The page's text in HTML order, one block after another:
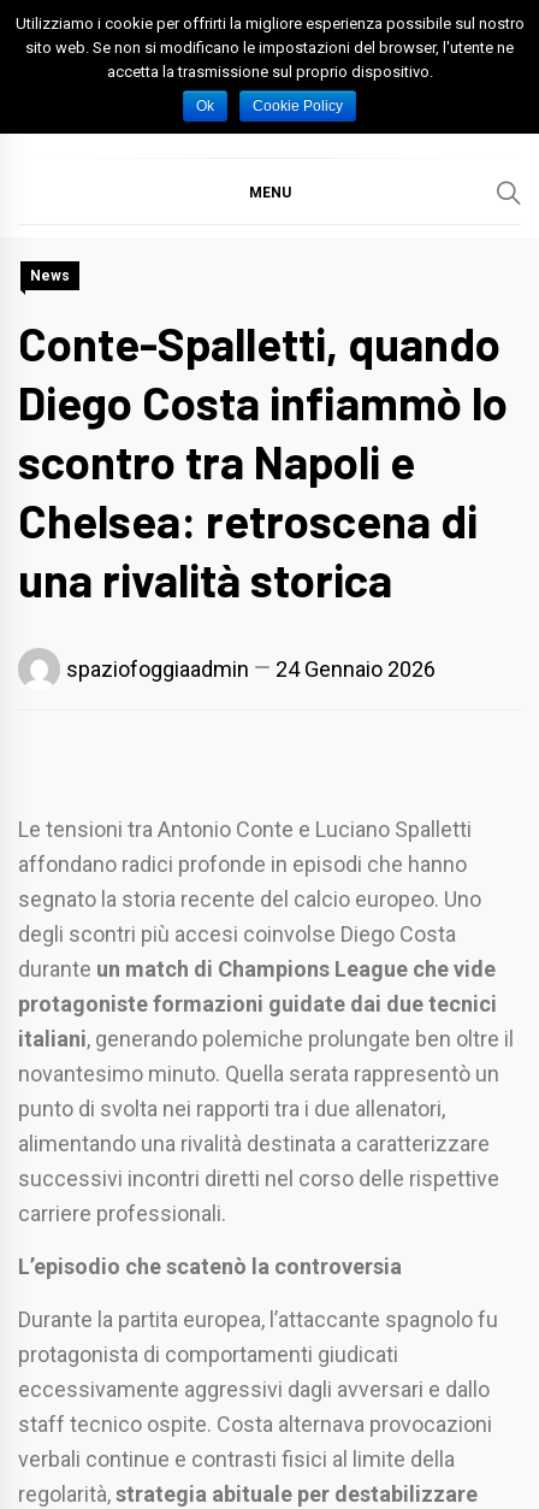
Skip
Spazio Foggia
Foggia News Calcio Eventi e Attività nella Capitanata
MENU
News
Conte-Spalletti, quando
Diego Costa infiammò lo
scontro tra Napoli e
Chelsea: retroscena di
una rivalità storica
spaziofoggiaadmin 24 Gennaio 2026
Le tensioni tra Antonio Conte e Luciano Spalletti
affondano radici profonde in episodi che hanno
segnato la storia recente del calcio europeo. Uno
degli scontri più accesi coinvolse Diego Costa
durante un match di Champions League che vide
protagoniste formazioni guidate dai due tecnici
italiani, generando polemiche prolungate ben oltre il
novantesimo minuto. Quella serata rappresentò un
punto di svolta nei rapporti tra i due allenatori,
alimentando una rivalità destinata a caratterizzare
successivi incontri diretti nel corso delle rispettive
carriere professionali.
L’episodio che scatenò la controversia
Durante la partita europea, l’attaccante spagnolo fu
protagonista di comportamenti giudicati
eccessivamente aggressivi dagli avversari e dallo
staff tecnico ospite. Costa alternava provocazioni
verbali continue e contrasti fisici al limite della
regolarità,strategia abituale per destabilizzare
Utilizziamo i cookie per offrirti la migliore esperienza possibile sul nostro
sito web. Se non si modificano le impostazioni del browser, l'utente ne
accetta la trasmissione sul proprio dispositivo.
Ok Cookie Policy